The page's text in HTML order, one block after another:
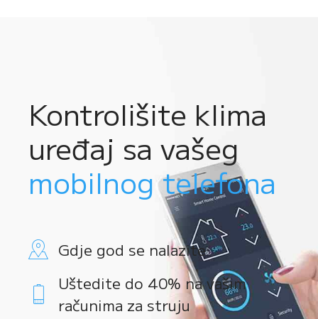
Kontrolišite klima
uređaj sa vašeg
mobilnog telefona
Gdje god se nalazite
Uštedite do 40% na vašim
računima za struju